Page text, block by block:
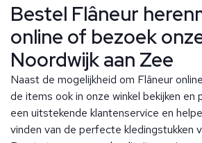
Bestel Flâneur
online of bezoek
Noordwijk aan Zee
Naast de mogelijkheid om Flâneur
de items ook in onze winkel bekijken en
een uitstekende klantenservice en
vinden van de perfecte kledingstukken